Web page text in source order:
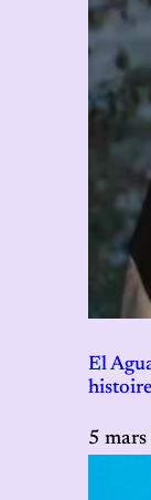
El
5